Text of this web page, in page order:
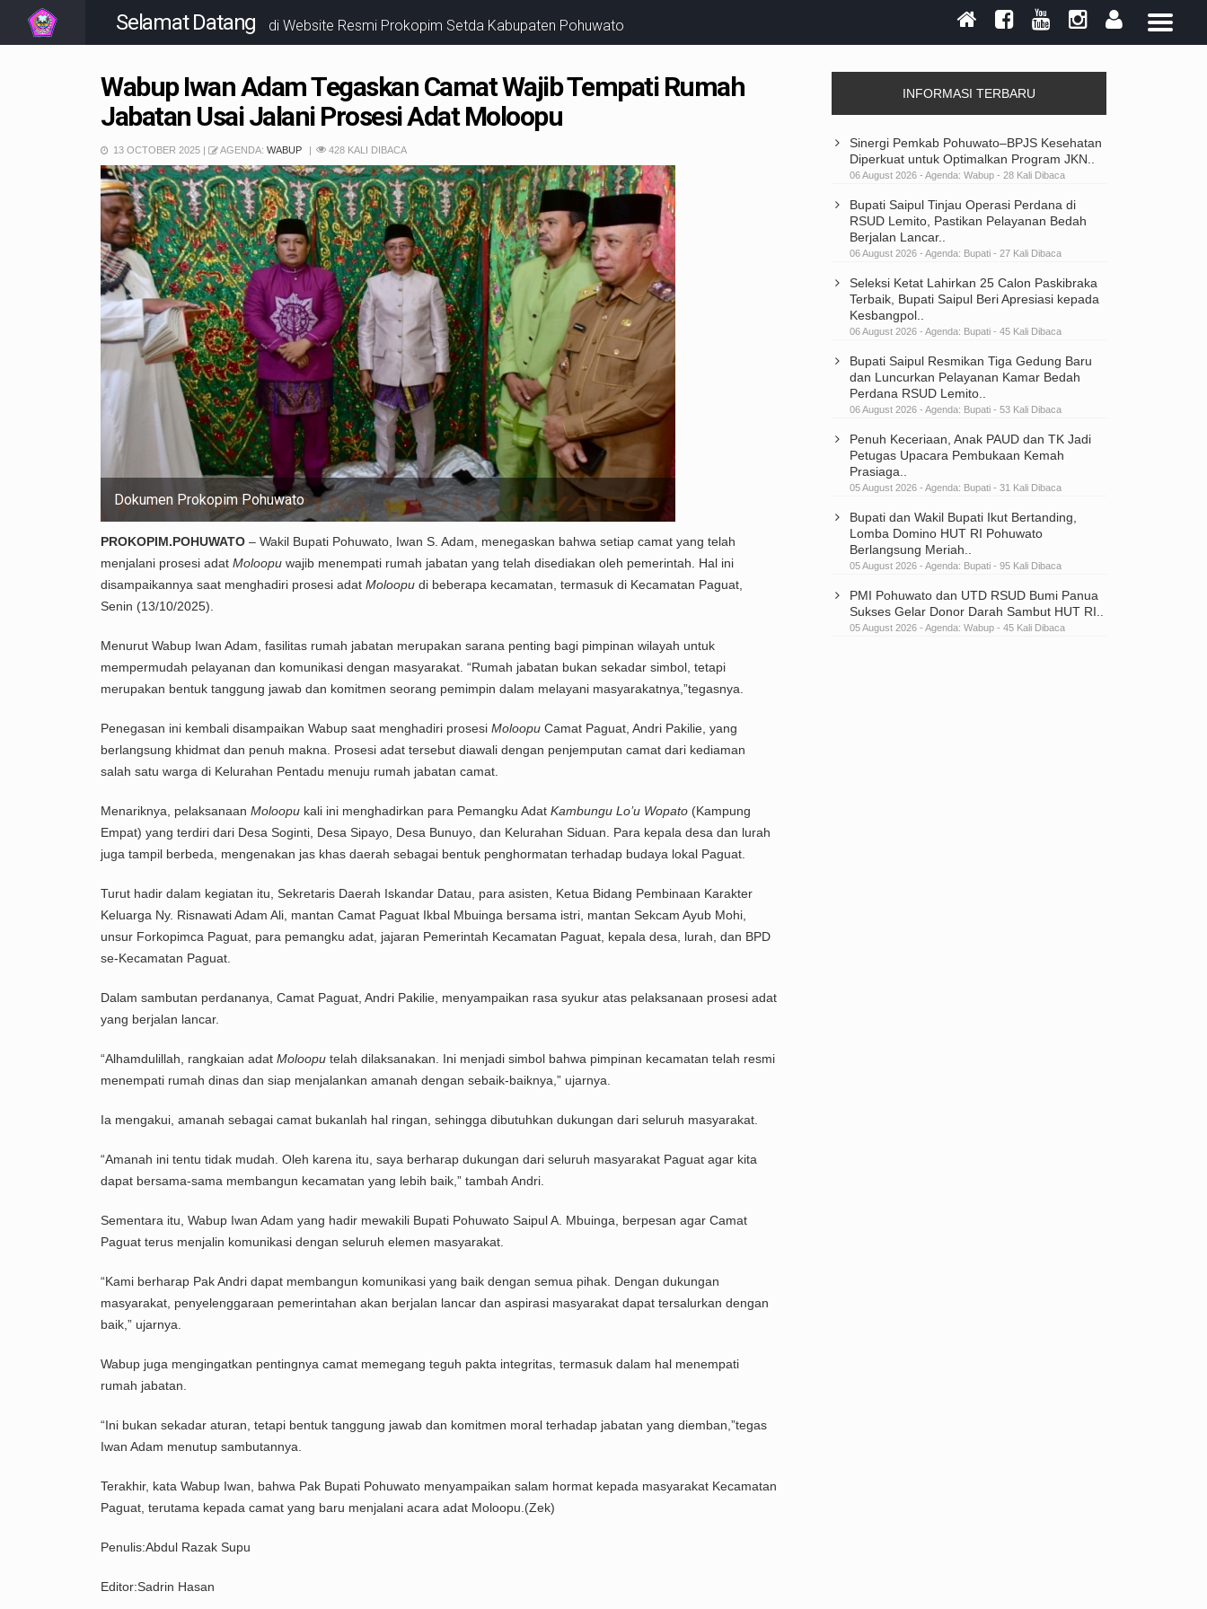
Selamat Datang di Website Resmi Prokopim Setda Kabupaten Pohuwato
Wabup Iwan Adam Tegaskan Camat Wajib Tempati Rumah
Jabatan Usai Jalani Prosesi Adat Moloopu
13 OCTOBER 2025 | AGENDA: WABUP 428 KALI DIBACA
Dokumen Prokopim Pohuwato
PROKOPIM.POHUWATO – Wakil Bupati Pohuwato, Iwan S. Adam, menegaskan bahwa setiap camat yang telah
menjalani prosesi adat Moloopu wajib menempati rumah jabatan yang telah disediakan oleh pemerintah. Hal ini
disampaikannya saat menghadiri prosesi adat Moloopu di beberapa kecamatan, termasuk di Kecamatan Paguat,
Senin (13/10/2025).
Menurut Wabup Iwan Adam, fasilitas rumah jabatan merupakan sarana penting bagi pimpinan wilayah untuk
mempermudah pelayanan dan komunikasi dengan masyarakat. “Rumah jabatan bukan sekadar simbol, tetapi
merupakan bentuk tanggung jawab dan komitmen seorang pemimpin dalam melayani masyarakatnya,”tegasnya.
Penegasan ini kembali disampaikan Wabup saat menghadiri prosesi Moloopu Camat Paguat, Andri Pakilie, yang
berlangsung khidmat dan penuh makna. Prosesi adat tersebut diawali dengan penjemputan camat dari kediaman
salah satu warga di Kelurahan Pentadu menuju rumah jabatan camat.
Menariknya, pelaksanaan Moloopu kali ini menghadirkan para Pemangku Adat Kambungu Lo’u Wopato (Kampung
Empat) yang terdiri dari Desa Soginti, Desa Sipayo, Desa Bunuyo, dan Kelurahan Siduan. Para kepala desa dan lurah
juga tampil berbeda, mengenakan jas khas daerah sebagai bentuk penghormatan terhadap budaya lokal Paguat.
Turut hadir dalam kegiatan itu, Sekretaris Daerah Iskandar Datau, para asisten, Ketua Bidang Pembinaan Karakter
Keluarga Ny. Risnawati Adam Ali, mantan Camat Paguat Ikbal Mbuinga bersama istri, mantan Sekcam Ayub Mohi,
unsur Forkopimca Paguat, para pemangku adat, jajaran Pemerintah Kecamatan Paguat, kepala desa, lurah, dan BPD
se-Kecamatan Paguat.
Dalam sambutan perdananya, Camat Paguat, Andri Pakilie, menyampaikan rasa syukur atas pelaksanaan prosesi adat
yang berjalan lancar.
“Alhamdulillah, rangkaian adat Moloopu telah dilaksanakan. Ini menjadi simbol bahwa pimpinan kecamatan telah resmi
menempati rumah dinas dan siap menjalankan amanah dengan sebaik-baiknya,” ujarnya.
Ia mengakui, amanah sebagai camat bukanlah hal ringan, sehingga dibutuhkan dukungan dari seluruh masyarakat.
“Amanah ini tentu tidak mudah. Oleh karena itu, saya berharap dukungan dari seluruh masyarakat Paguat agar kita
dapat bersama-sama membangun kecamatan yang lebih baik,” tambah Andri.
Sementara itu, Wabup Iwan Adam yang hadir mewakili Bupati Pohuwato Saipul A. Mbuinga, berpesan agar Camat
Paguat terus menjalin komunikasi dengan seluruh elemen masyarakat.
“Kami berharap Pak Andri dapat membangun komunikasi yang baik dengan semua pihak. Dengan dukungan
masyarakat, penyelenggaraan pemerintahan akan berjalan lancar dan aspirasi masyarakat dapat tersalurkan dengan
baik,” ujarnya.
Wabup juga mengingatkan pentingnya camat memegang teguh pakta integritas, termasuk dalam hal menempati
rumah jabatan.
“Ini bukan sekadar aturan, tetapi bentuk tanggung jawab dan komitmen moral terhadap jabatan yang diemban,”tegas
Iwan Adam menutup sambutannya.
Terakhir, kata Wabup Iwan, bahwa Pak Bupati Pohuwato menyampaikan salam hormat kepada masyarakat Kecamatan
Paguat, terutama kepada camat yang baru menjalani acara adat Moloopu.(Zek)
Penulis:Abdul Razak Supu
Editor:Sadrin Hasan
INFORMASI TERBARU
Sinergi Pemkab Pohuwato–BPJS Kesehatan
Diperkuat untuk Optimalkan Program JKN..
06 August 2026 - Agenda: Wabup - 28 Kali Dibaca
Bupati Saipul Tinjau Operasi Perdana di
RSUD Lemito, Pastikan Pelayanan Bedah
Berjalan Lancar..
06 August 2026 - Agenda: Bupati - 27 Kali Dibaca
Seleksi Ketat Lahirkan 25 Calon Paskibraka
Terbaik, Bupati Saipul Beri Apresiasi kepada
Kesbangpol..
06 August 2026 - Agenda: Bupati - 45 Kali Dibaca
Bupati Saipul Resmikan Tiga Gedung Baru
dan Luncurkan Pelayanan Kamar Bedah
Perdana RSUD Lemito..
06 August 2026 - Agenda: Bupati - 53 Kali Dibaca
Penuh Keceriaan, Anak PAUD dan TK Jadi
Petugas Upacara Pembukaan Kemah
Prasiaga..
05 August 2026 - Agenda: Bupati - 31 Kali Dibaca
Bupati dan Wakil Bupati Ikut Bertanding,
Lomba Domino HUT RI Pohuwato
Berlangsung Meriah..
05 August 2026 - Agenda: Bupati - 95 Kali Dibaca
PMI Pohuwato dan UTD RSUD Bumi Panua
Sukses Gelar Donor Darah Sambut HUT RI..
05 August 2026 - Agenda: Wabup - 45 Kali Dibaca